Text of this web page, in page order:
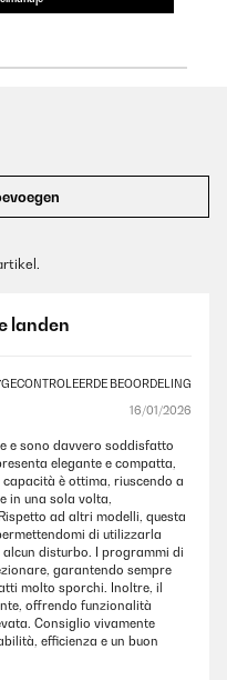
landen
GECONTROLEERDE BEOORDELING
16/01/2026
e sono davvero soddisfatto
elegante e compatta,
è ottima, riuscendo a
in una sola volta,
ad altri modelli, questa
di utilizzarla
disturbo. I programmi di
garantendo sempre
molto sporchi. Inoltre, il
offrendo funzionalità
Consiglio vivamente
efficienza e un buon